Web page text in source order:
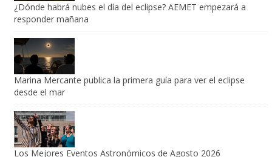
¿Dónde habrá nubes el día del eclipse? AEMET empezará a
responder mañana
Marina Mercante publica la primera guía para ver el eclipse
desde el mar
Los Mejores Eventos Astronómicos de Agosto 2026